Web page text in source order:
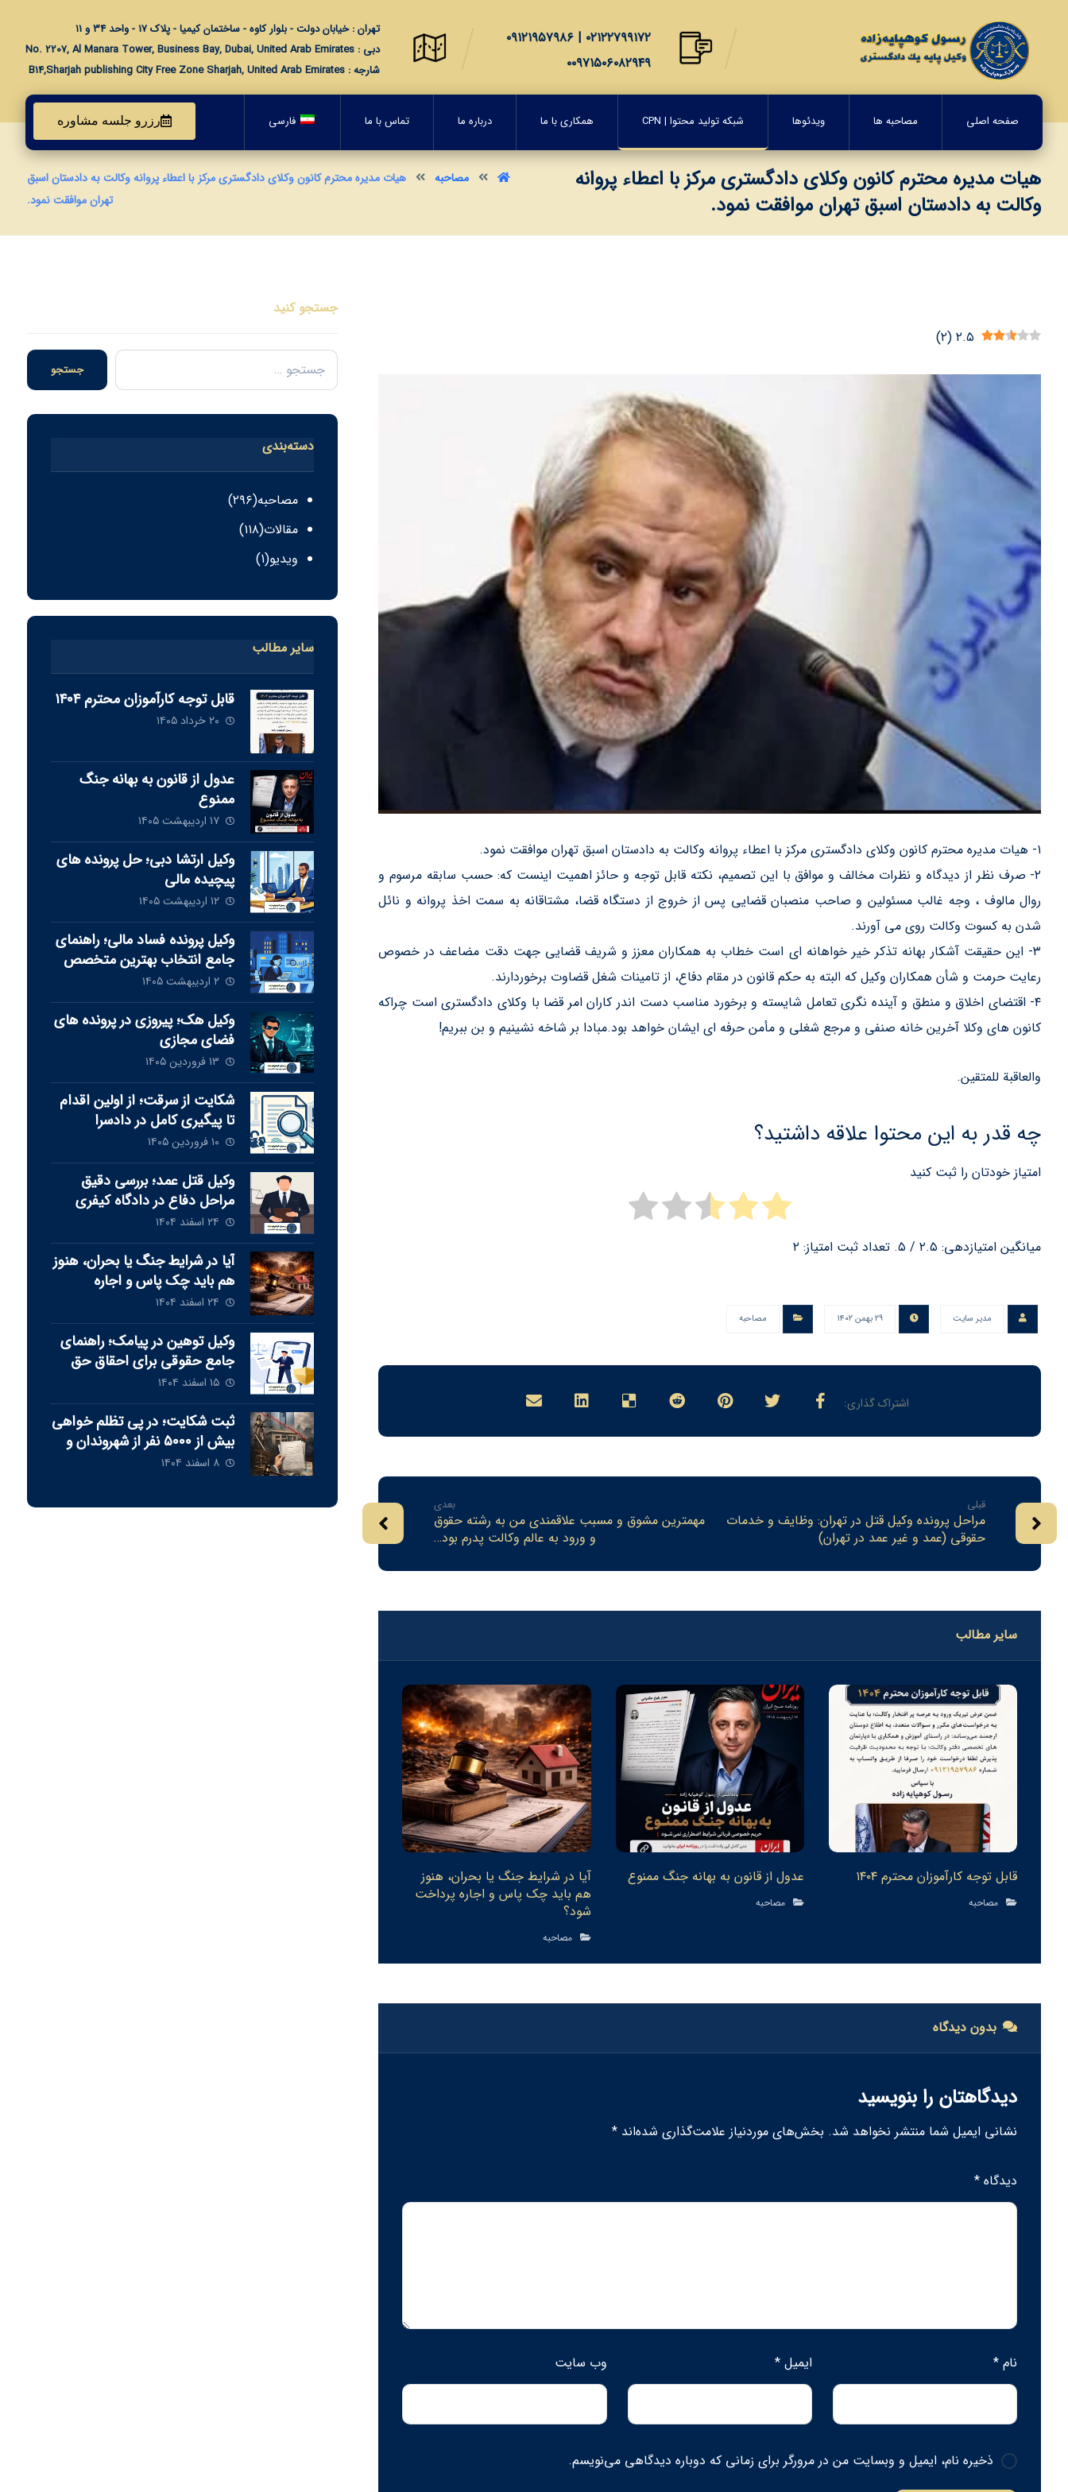
تهران : خیابان دولت - بلوار کاوه - ساختمان کیمیا - پلاک ۱۷ - واحد ۳۴ و ۱۱
دبی : No. 2207, Al Manara Tower, Business Bay, Dubai, United Arab Emirates
شارجه : B14,Sharjah publishing City Free Zone Sharjah, United Arab Emirates
۰۲۱۲۲۷۹۹۱۷۲ | ۰۹۱۲۱۹۵۷۹۸۶
۰۰۹۷۱۵۰۶۰۸۲۹۴۹
صفحه اصلی مصاحبه ها ویدئوها شبکه تولید محتوا | CPN همکاری با ما درباره ما تماس با ما فارسی رزرو جلسه مشاوره
هيات مديره محترم كانون وكلاي دادگستري مركز با اعطاء پروانه
وكالت به دادستان اسبق تهران موافقت نمود.
مصاحبه
هيات مديره محترم كانون وكلاي دادگستري مركز با اعطاء پروانه وكالت به دادستان اسبق
تهران موافقت نمود.
۲.۵ (۲)
١- هيات مديره محترم كانون وكلاي دادگستري مركز با اعطاء پروانه وكالت به دادستان اسبق تهران موافقت نمود.
٢- صرف نظر از ديدگاه و نظرات مخالف و موافق با اين تصميم، نكته قابل توجه و حائز اهميت اينست كه: حسب سابقه مرسوم و
روال مالوف ، وجه غالب مسئولين و صاحب منصبان قضايي پس از خروج از دستگاه قضا، مشتاقانه به سمت اخذ پروانه و نائل
شدن به كسوت وكالت روي مي آورند.
٣- اين حقيقت آشكار بهانه تذكر خير خواهانه اي است خطاب به همكاران معزز و شريف قضايي جهت دقت مضاعف در خصوص
رعايت حرمت و شأن همكاران وكيل كه البته به حكم قانون در مقام دفاع، از تامينات شغل قضاوت برخوردارند.
٤- اقتضاي اخلاق و منطق و آينده نگري تعامل شايسته و برخورد مناسب دست اندر كاران امر قضا با وكلاي دادگستري است چراكه
كانون هاي وكلا آخرين خانه صنفي و مرجع شغلي و مأمن حرفه اي ايشان خواهد بود.مبادا بر شاخه نشينيم و بن ببريم!
والعاقبة للمتقين.
چه قدر به این محتوا علاقه داشتید؟
امتیاز خودتان را ثبت کنید
میانگین امتیازدهی: ۲.۵/ ۵. تعداد ثبت امتیاز: ۲
مدیر سایت ۲۹ بهمن ۱۴۰۲ مصاحبه
قبلی
مراحل پرونده وکیل قتل در تهران: وظایف و خدمات
حقوقی (عمد و غیر عمد در تهران)
بعدی
مهمترين مشوق و مسبب علاقمندي من به رشته حقوق
و ورود به عالم وكالت پدرم بود…
سایر مطالب
قابل توجه كارآموزان محترم ١٤٠٤
مصاحبه
عدول از قانون به بهانه جنگ ممنوع
مصاحبه
آیا در شرایط جنگ یا بحران، هنوز
هم باید چک پاس و اجاره پرداخت
شود‏؟
مصاحبه
بدون دیدگاه
دیدگاهتان را بنویسید
نشانی ایمیل شما منتشر نخواهد شد. بخش‌های موردنیاز علامت‌گذاری شده‌اند *
دیدگاه *
نام * ایمیل * وب‌ سایت
ذخیره نام، ایمیل و وبسایت من در مرورگر برای زمانی که دوباره دیدگاهی می‌نویسم.
جستجو کنید
جستجو
دسته‌بندی
مصاحبه(۲۹۶)
مقالات(۱۱۸)
ویدیو(۱)
سایر مطالب
قابل توجه كارآموزان محترم ١٤٠٤
۲۰ خرداد ۱۴۰۵
عدول از قانون به بهانه جنگ
ممنوع
۱۷ اردیبهشت ۱۴۰۵
وکیل ارتشا دبی؛ حل پرونده های
پیچیده مالی
۱۲ اردیبهشت ۱۴۰۵
وکیل پرونده فساد مالی؛ راهنمای
جامع انتخاب بهترین متخصص
برای دفاع از شما
۲ اردیبهشت ۱۴۰۵
وکیل هک؛ پیروزی در پرونده های
فضای مجازی
۱۳ فروردین ۱۴۰۵
شکایت از سرقت؛ از اولین اقدام
تا پیگیری کامل در دادسرا
۱۰ فروردین ۱۴۰۵
وکیل قتل عمد؛ بررسی دقیق
مراحل دفاع در دادگاه کیفری
۲۴ اسفند ۱۴۰۴
آیا در شرایط جنگ یا بحران، هنوز
هم باید چک پاس و اجاره
پرداخت شود‏؟
۲۴ اسفند ۱۴۰۴
وکیل توهین در پیامک؛ راهنمای
جامع حقوقی برای احقاق حق
۱۵ اسفند ۱۴۰۴
ثبت شکایت؛ در پی تظلم خواهی
بيش از ٥٠٠٠ نفر از شهروندان و
فعالين اقتصادی
۸ اسفند ۱۴۰۴